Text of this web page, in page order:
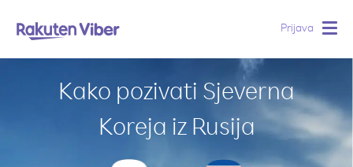
Prijava
Kako pozivati Sjeverna
Koreja iz Rusija